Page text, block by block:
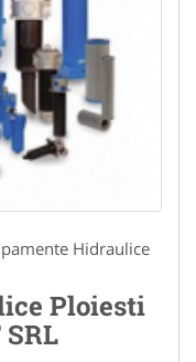
Hidraulice
Ploiesti
SRL